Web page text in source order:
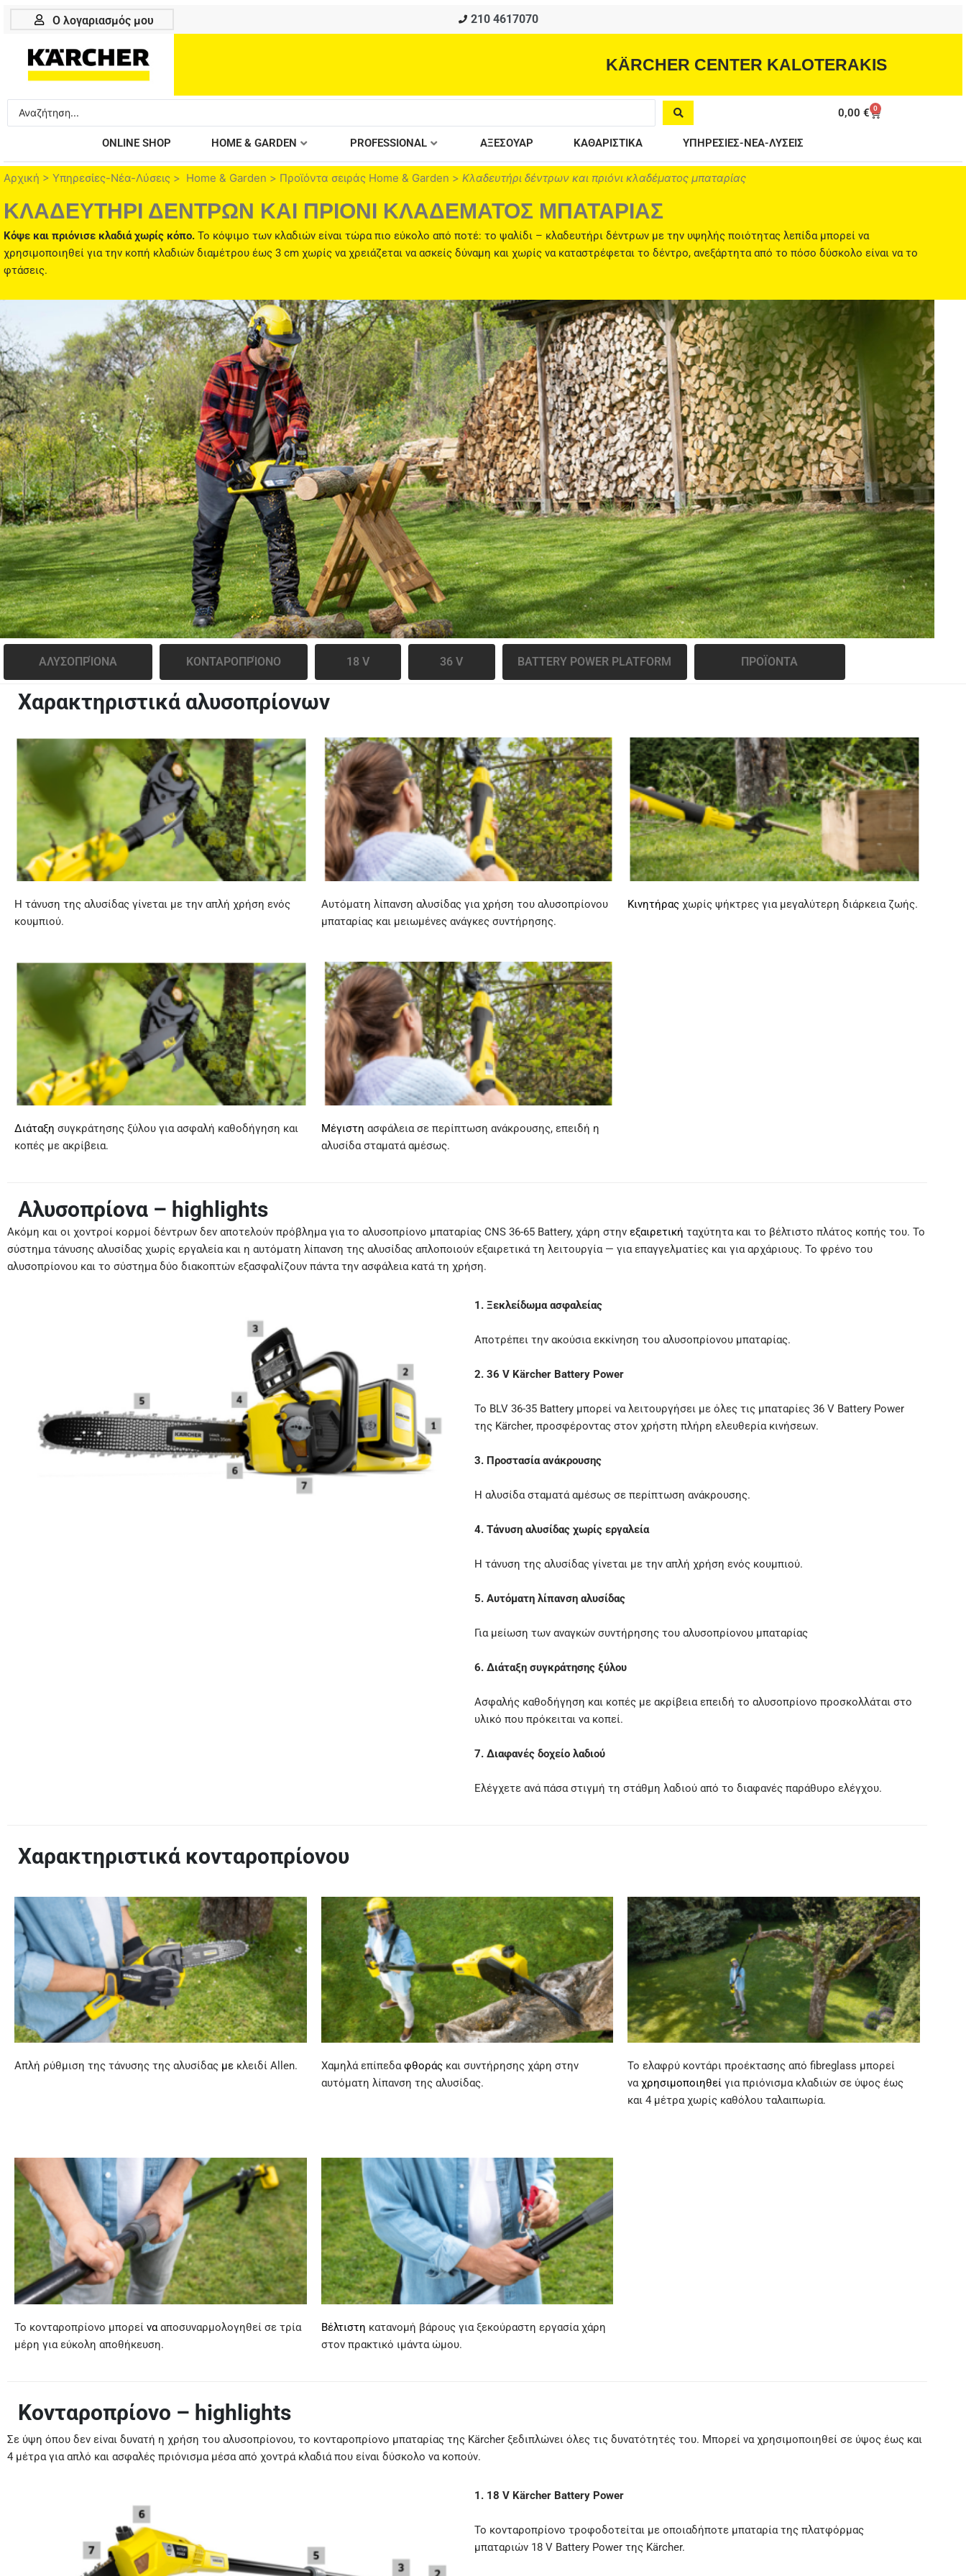
Μετάβαση
Ο λογαριασμός μου 210 4617070
KÄRCHER CENTER KALOTERAKIS
Search
...
0,00€ 0
Cart
ONLINE SHOP HOME & GARDEN PROFESSIONAL ΑΞΕΣΟΥΑΡ ΚΑΘΑΡΙΣΤΙΚΑ ΥΠΗΡΕΣΙΕΣ-ΝΕΑ-ΛΥΣΕΙΣ
Αρχική > Υπηρεσίες-Νέα-Λύσεις > Home & Garden > Προϊόντα σειράς Home & Garden > Κλαδευτήρι δέντρων και πριόνι κλαδέματος μπαταρίας
ΚΛΑΔΕΥΤΗΡΙ ΔΕΝΤΡΩΝ ΚΑΙ ΠΡΙΟΝΙ ΚΛΑΔΕΜΑΤΟΣ ΜΠΑΤΑΡΙΑΣ
Κόψε και πριόνισε κλαδιά χωρίς κόπο. Το κόψιμο των κλαδιών είναι τώρα πιο εύκολο από ποτέ: το ψαλίδι – κλαδευτήρι δέντρων με την υψηλής ποιότητας λεπίδα μπορεί να
χρησιμοποιηθεί για την κοπή κλαδιών διαμέτρου έως 3 cm χωρίς να χρειάζεται να ασκείς δύναμη και χωρίς να καταστρέφεται το δέντρο, ανεξάρτητα από το πόσο δύσκολο είναι να το
φτάσεις.
ΑΛΥΣΟΠΡΊΟΝΑ ΚΟΝΤΑΡΟΠΡΊΟΝΟ 18 V 36 V BATTERY POWER PLATFORM ΠΡΟΪΟΝΤΑ
Χαρακτηριστικά αλυσοπρίονων
Η τάνυση της αλυσίδας γίνεται με την απλή χρήση ενός
κουμπιού.
Αυτόματη λίπανση αλυσίδας για χρήση του αλυσοπρίονου
μπαταρίας και μειωμένες ανάγκες συντήρησης.
Κινητήραςχωρίς ψήκτρες για μεγαλύτερη διάρκεια ζωής.
Διάταξη συγκράτησης ξύλου για ασφαλή καθοδήγηση και
κοπές με ακρίβεια.
Μέγιστη ασφάλεια σε περίπτωση ανάκρουσης, επειδή η
αλυσίδα σταματά αμέσως.
Αλυσοπρίονα – highlights
Ακόμη και οι χοντροί κορμοί δέντρων δεν αποτελούν πρόβλημα για το αλυσοπρίονο μπαταρίας CNS 36-65 Battery, χάρη στην εξαιρετική ταχύτητα και το βέλτιστο πλάτος κοπής του. Το
σύστημα τάνυσης αλυσίδας χωρίς εργαλεία και η αυτόματη λίπανση της αλυσίδας απλοποιούν εξαιρετικά τη λειτουργία — για επαγγελματίες και για αρχάριους. Το φρένο του
αλυσοπρίονου και το σύστημα δύο διακοπτών εξασφαλίζουν πάντα την ασφάλεια κατά τη χρήση.
1. Ξεκλείδωμα ασφαλείας
Αποτρέπει την ακούσια εκκίνηση του αλυσοπρίονου μπαταρίας.
2. 36 V Kärcher Battery Power
Το BLV 36-35 Battery μπορεί να λειτουργήσει με όλες τις μπαταρίες 36 V Battery Power
της Kärcher, προσφέροντας στον χρήστη πλήρη ελευθερία κινήσεων.
3. Προστασία ανάκρουσης
Η αλυσίδα σταματά αμέσως σε περίπτωση ανάκρουσης.
4. Τάνυση αλυσίδας χωρίς εργαλεία
Η τάνυση της αλυσίδας γίνεται με την απλή χρήση ενός κουμπιού.
5. Αυτόματη λίπανση αλυσίδας
Για μείωση των αναγκών συντήρησης του αλυσοπρίονου μπαταρίας
6. Διάταξη συγκράτησης ξύλου
Ασφαλής καθοδήγηση και κοπές με ακρίβεια επειδή το αλυσοπρίονο προσκολλάται στο
υλικό που πρόκειται να κοπεί.
7. Διαφανές δοχείο λαδιού
Ελέγχετε ανά πάσα στιγμή τη στάθμη λαδιού από το διαφανές παράθυρο ελέγχου.
Χαρακτηριστικά κονταροπρίονου
Απλή ρύθμιση της τάνυσης της αλυσίδας με κλειδί Allen. Χαμηλά επίπεδαφθοράς και συντήρησης χάρη στην
αυτόματη λίπανση της αλυσίδας.
Το ελαφρύ κοντάρι προέκτασης από fibreglass μπορεί
ναχρησιμοποιηθείγια πριόνισμα κλαδιών σε ύψος έως
και 4 μέτρα χωρίς καθόλου ταλαιπωρία.
Το κονταροπρίονο μπορεί να αποσυναρμολογηθεί σε τρία
μέρη για εύκολη αποθήκευση.
Βέλτιστη κατανομή βάρους για ξεκούραστη εργασία χάρη
στον πρακτικό ιμάντα ώμου.
Κονταροπρίονο – highlights
Σε ύψη όπου δεν είναι δυνατή η χρήση του αλυσοπρίονου, το κονταροπρίονο μπαταρίας της Kärcher ξεδιπλώνει όλες τις δυνατότητές του. Μπορεί να χρησιμοποιηθεί σε ύψος έως και
4 μέτρα για απλό και ασφαλές πριόνισμα μέσα από χοντρά κλαδιά που είναι δύσκολο να κοπούν.
1. 18 V Kärcher Battery Power
Το κονταροπρίονο τροφοδοτείται με οποιαδήποτε μπαταρία της πλατφόρμας
μπαταριών 18 V Battery Power της Kärcher.